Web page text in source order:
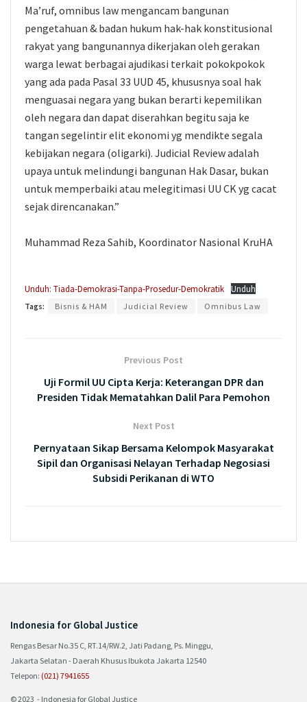
Ma’ruf, omnibus law mengancam bangunan
pengetahuan & badan hukum hak-hak konstitusional
rakyat yang bangunannya dikerjakan oleh gerakan
warga lewat berbagai ajudikasi terkait pokokpokok
yang ada pada Pasal 33 UUD 45, khususnya soal hak
menguasai negara yang bukan berarti kepemilikan
oleh negara dan dapat diserahkan begitu saja ke
tangan segelintir elit ekonomi yg mendikte segala
kebijakan negara (oligarki). Judicial Review adalah
upaya untuk melindungi bangunan Hak Dasar, bukan
untuk memperbaiki atau melegitimasi UU CK yg cacat
sejak direncanakan.”
Muhammad Reza Sahib, Koordinator Nasional KruHA
Unduh: Tiada-Demokrasi-Tanpa-Prosedur-Demokratik Unduh
Tags: Bisnis & HAM Judicial Review Omnibus Law
Previous Post
Uji Formil UU Cipta Kerja: Keterangan DPR dan
Presiden Tidak Mematahkan Dalil Para Pemohon
Next Post
Pernyataan Sikap Bersama Kelompok Masyarakat
Sipil dan Organisasi Nelayan Terhadap Negosiasi
Subsidi Perikanan di WTO
Indonesia for Global Justice
Rengas Besar No.35 C, RT.14/RW.2, Jati Padang, Ps. Minggu,
Jakarta Selatan - Daerah Khusus Ibukota Jakarta 12540
Telepon: (021) 7941655
© 2023 - Indonesia for Global Justice